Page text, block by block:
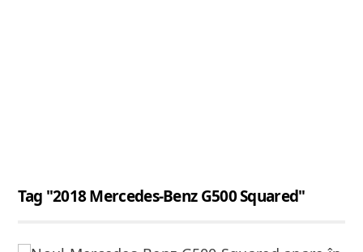
Tag "2018 Mercedes-Benz G500 Squared"